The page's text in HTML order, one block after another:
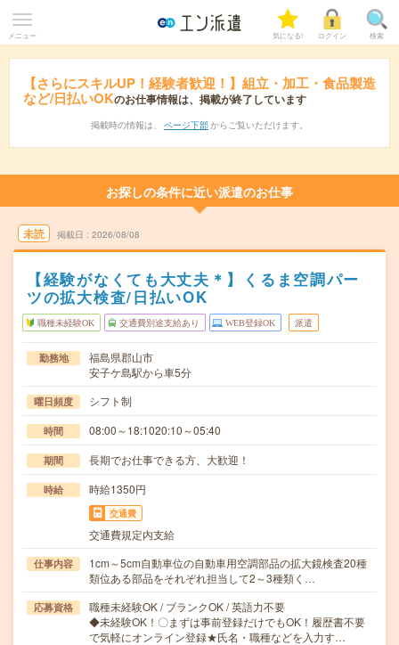
メニュー 気になる! ログイン 検索
【さらにスキルUP！経験者歓迎！】組立・加工・食品製造
など/日払いOKのお仕事情報は、掲載が終了しています
掲載時の情報は、 ページ下部 からご覧いただけます。
お探しの条件に近い派遣のお仕事
未読 掲載日 2026/08/08
【経験がなくても大丈夫＊】くるま空調パー
ツの拡大検査/日払いOK
職種未経験OK 交通費別途支給あり WEB登録OK 派遣
勤務地
福島県郡山市
安子ケ島駅から車5分
曜日頻度 シフト制
時間 08:00～18:1020:10～05:40
期間 長期でお仕事できる方、大歓迎！
時給 時給1350円
交通費
交通費規定内支給
仕事内容
1cm～5cm自動車位の自動車用空調部品の拡大鏡検査20種
類位ある部品をそれぞれ担当して2～3種類く…
応募資格
職種未経験OK / ブランクOK / 英語力不要
◆未経験OK！〇まずは事前登録だけでもOK！履歴書不要
で気軽にオンライン登録★氏名・職種などを入力す…